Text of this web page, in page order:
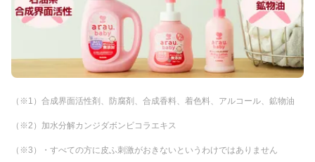
（※1）合成界面活性剤、防腐剤、合成香料、着色料、アルコール、鉱物油
（※2）加水分解カンジダボンビコラエキス
（※3）・すべての方に皮ふ刺激がおきないというわけではありません